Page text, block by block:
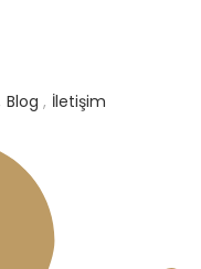
Blog İletişim